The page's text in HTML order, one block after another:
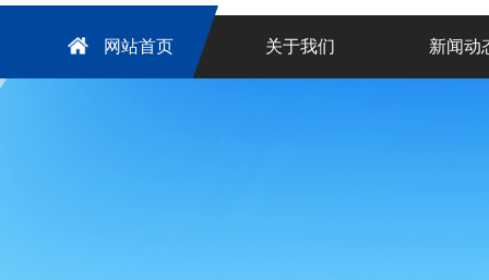
网站首页 关于我们 新闻动